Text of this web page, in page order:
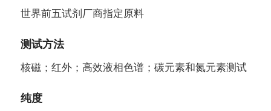
世界前五试剂厂商指定原料
测试方法
核磁；红外；高效液相色谱；碳元素和氮元素测试
纯度